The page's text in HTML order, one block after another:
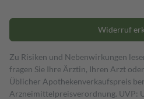
Widerruf
Zu Risiken und Nebenwirkungen
fragen Sie Ihre Ärztin, Ihren Arzt
Üblicher Apothekenverkaufspreis
Arzneimittelpreisverordnung. UVP: